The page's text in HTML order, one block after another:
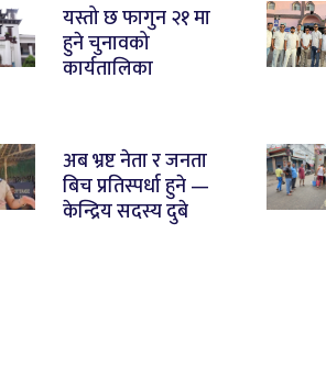
यस्तो छ फागुन २१ मा
हुने चुनावको
कार्यतालिका
अब भ्रष्ट नेता र जनता
बिच प्रतिस्पर्धा हुने —
केन्द्रिय सदस्य दुबे